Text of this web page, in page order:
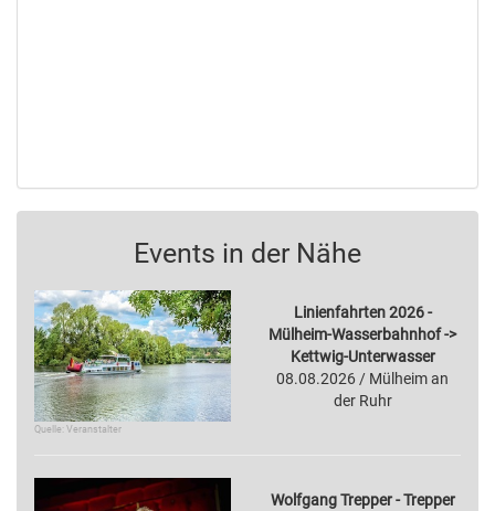
Events in der Nähe
Quelle: Veranstalter
Linienfahrten 2026 -
Mülheim-Wasserbahnhof ->
Kettwig-Unterwasser
08.08.2026 / Mülheim an
der Ruhr
Wolfgang Trepper - Trepper